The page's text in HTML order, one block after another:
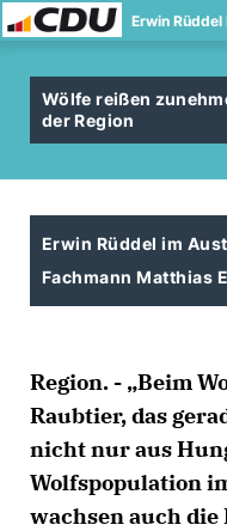
Erwin Rüddel
Wölfe reißen
der Region
Erwin Rüddel im
Fachmann Matthias
Region. - „Beim
Raubtier, das
nicht nur aus
Wolfspopulation
wachsen auch